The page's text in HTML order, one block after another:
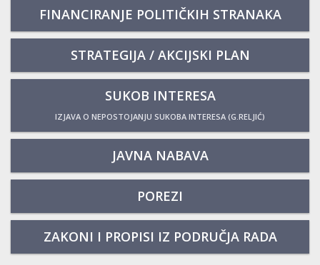
FINANCIRANJE POLITIČKIH STRANAKA
STRATEGIJA / AKCIJSKI PLAN
SUKOB INTERESA
IZJAVA O NEPOSTOJANJU SUKOBA INTERESA (G.RELJIĆ)
JAVNA NABAVA
POREZI
ZAKONI I PROPISI IZ PODRUČJA RADA